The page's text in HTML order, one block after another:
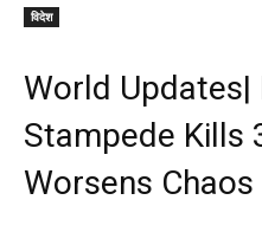
विदेश
World
Stampede Kills
Worsens Chaos